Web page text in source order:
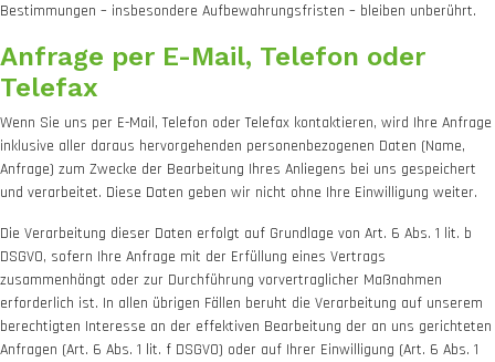
Bestimmungen – insbesondere Aufbewahrungsfristen – bleiben unberührt.
Anfrage per E-Mail, Telefon oder
Telefax
Wenn Sie uns per E-Mail, Telefon oder Telefax kontaktieren, wird Ihre Anfrage
inklusive aller daraus hervorgehenden personenbezogenen Daten (Name,
Anfrage) zum Zwecke der Bearbeitung Ihres Anliegens bei uns gespeichert
und verarbeitet. Diese Daten geben wir nicht ohne Ihre Einwilligung weiter.
Die Verarbeitung dieser Daten erfolgt auf Grundlage von Art. 6 Abs. 1 lit. b
DSGVO, sofern Ihre Anfrage mit der Erfüllung eines Vertrags
zusammenhängt oder zur Durchführung vorvertraglicher Maßnahmen
erforderlich ist. In allen übrigen Fällen beruht die Verarbeitung auf unserem
berechtigten Interesse an der effektiven Bearbeitung der an uns gerichteten
Anfragen (Art. 6 Abs. 1 lit. f DSGVO) oder auf Ihrer Einwilligung (Art. 6 Abs. 1